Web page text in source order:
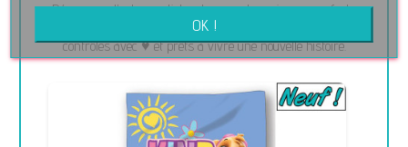
Découvrez d’autres articles de seconde main pour enfants
soigneusement sélectionnés. Tous nos vêtements sont
contrôlés avec ♥ et prêts à vivre une nouvelle histoire.
OK !